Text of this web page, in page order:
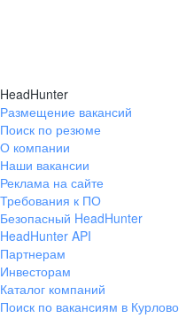
HeadHunter
Размещение вакансий
Поиск по резюме
О компании
Наши вакансии
Реклама на сайте
Требования к ПО
Безопасный HeadHunter
HeadHunter API
Партнерам
Инвесторам
Каталог компаний
Поиск по вакансиям в Курлово